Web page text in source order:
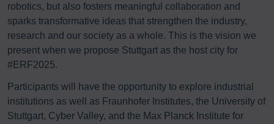
robotics, but also fosters meaningful collaboration and
sparks transformative ideas that strengthen the industry,
research and our society as a whole. This is the vision we
present when we propose Stuttgart as the host city for
#ERF2025.
Participants will have the opportunity to explore industrial
institutions as well as Fraunhofer Institutes, the University of
Stuttgart, Cyber Valley, and the Max Planck Institute for